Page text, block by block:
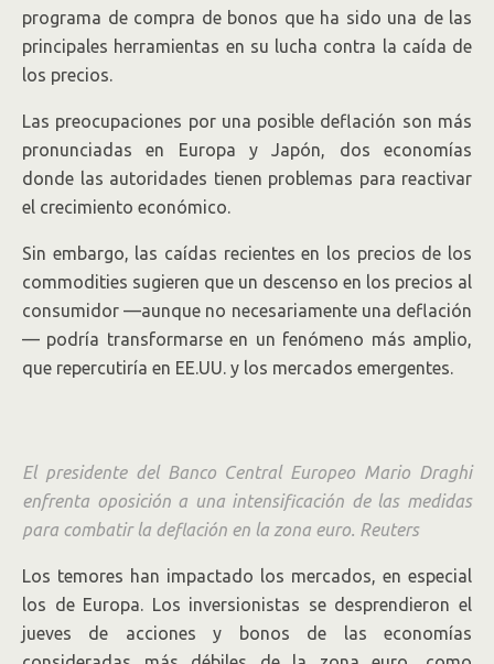
programa de compra de bonos que ha sido una de las
principales herramientas en su lucha contra la caída de
los precios.
Las preocupaciones por una posible deflación son más
pronunciadas en Europa y Japón, dos economías
donde las autoridades tienen problemas para reactivar
el crecimiento económico.
Sin embargo, las caídas recientes en los precios de los
commodities sugieren que un descenso en los precios al
consumidor —aunque no necesariamente una deflación
— podría transformarse en un fenómeno más amplio,
que repercutiría en EE.UU. y los mercados emergentes.
El presidente del Banco Central Europeo Mario Draghi
enfrenta oposición a una intensificación de las medidas
para combatir la deflación en la zona euro. Reuters
Los temores han impactado los mercados, en especial
los de Europa. Los inversionistas se desprendieron el
jueves de acciones y bonos de las economías